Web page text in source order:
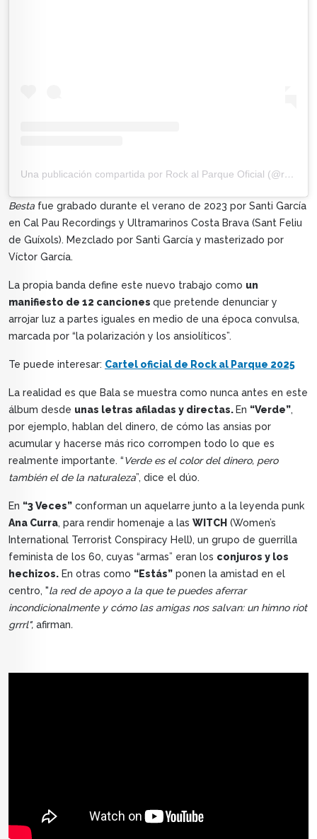
Una publicación compartida por Rock al Parque Oficial (@rockalparqueoficial)
Besta fue grabado durante el verano de 2023 por Santi García
en Cal Pau Recordings y Ultramarinos Costa Brava (Sant Feliu
de Guíxols). Mezclado por Santi García y masterizado por
Víctor García.
La propia banda define este nuevo trabajo como un
manifiesto de 12 canciones que pretende denunciar y
arrojar luz a partes iguales en medio de una época convulsa,
marcada por “la polarización y los ansiolíticos”.
Te puede interesar: Cartel oficial de Rock al Parque 2025
La realidad es que Bala se muestra como nunca antes en este
álbum desde unas letras afiladas y directas. En “Verde”,
por ejemplo, hablan del dinero, de cómo las ansias por
acumular y hacerse más rico corrompen todo lo que es
realmente importante. “Verde es el color del dinero, pero
también el de la naturaleza”, dice el dúo.
En “3 Veces” conforman un aquelarre junto a la leyenda punk
Ana Curra, para rendir homenaje a las WITCH (Women’s
International Terrorist Conspiracy Hell), un grupo de guerrilla
feminista de los 60, cuyas “armas” eran los conjuros y los
hechizos. En otras como “Estás” ponen la amistad en el
centro, "la red de apoyo a la que te puedes aferrar
incondicionalmente y cómo las amigas nos salvan: un himno riot
grrrl", afirman.